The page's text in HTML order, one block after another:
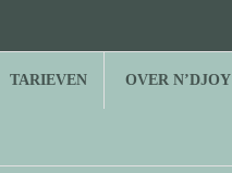
TARIEVEN OVER N’DJOY